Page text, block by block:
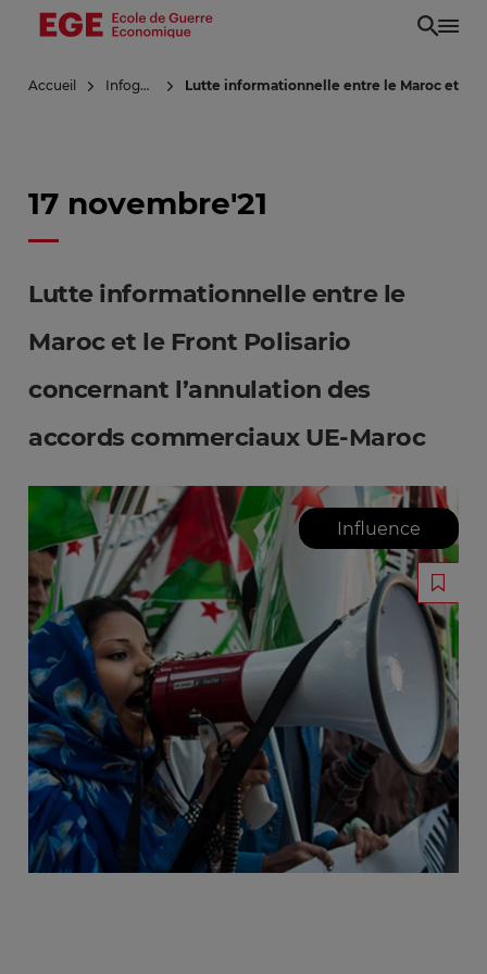
Aller
principal
Accueil Infoguerre Lutte informationnelle entre le Maroc et le
17 novembre'21
Lutte informationnelle entre le
Maroc et le Front Polisario
concernant l’annulation des
accords commerciaux UE-Maroc
Influence